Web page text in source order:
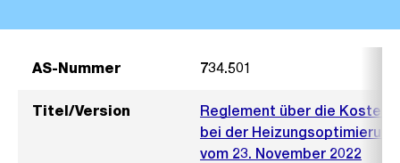
AS-Nummer 734.501
Titel/Version
Reglement über die
bei der Heizungsoptimierung
vom 23. November 2022